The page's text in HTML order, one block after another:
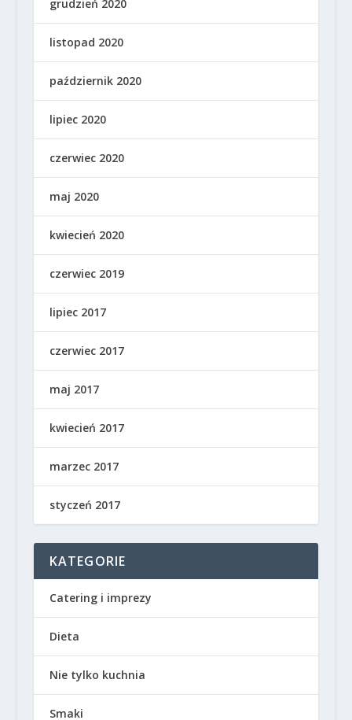
grudzień 2020
listopad 2020
październik 2020
lipiec 2020
czerwiec 2020
maj 2020
kwiecień 2020
czerwiec 2019
lipiec 2017
czerwiec 2017
maj 2017
kwiecień 2017
marzec 2017
styczeń 2017
KATEGORIE
Catering i imprezy
Dieta
Nie tylko kuchnia
Smaki